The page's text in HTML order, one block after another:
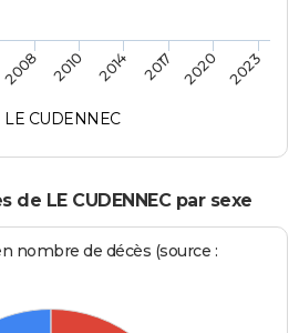
LE CUDENNEC
2008 2010 2014 2017 2020 2023
LE CUDENNEC par sexe
nombre de décès (source :